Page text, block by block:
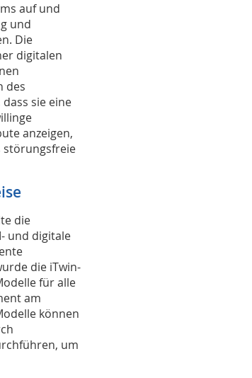
auf und
und
Die
digitalen
des
sie eine
anzeigen,
störungsfreie
die
und digitale
die iTwin-
für alle
am
können
um